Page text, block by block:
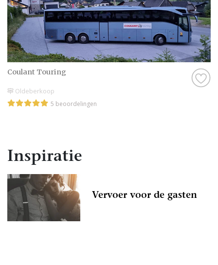
Coulant Touring
Oldeberkoop
5 beoordelingen
Inspiratie
Vervoer voor de gasten